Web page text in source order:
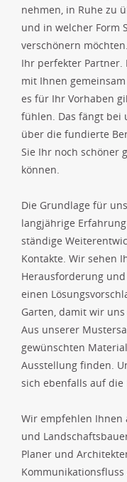
nehmen, in Ruhe zu
und in welcher Form
verschönern möchten.
Ihr perfekter Partner.
mit Ihnen
es für Ihr Vorhaben
fühlen. Das fängt bei
über die fundierte
Sie Ihr noch schöner
können.
Die Grundlage für
langjährige
ständige
Kontakte. Wir sehen
Herausforderung
einen
Garten, damit wir
Aus unserer
gewünschten
Ausstellung finden.
sich ebenfalls auf
Wir empfehlen Ihnen
und
Planer und